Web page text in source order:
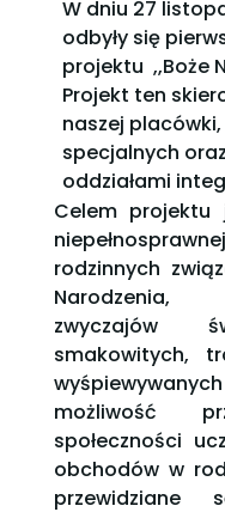
W dniu 27
odbyły się
projektu ,,Boże
Projekt ten
naszej
specjalnych
oddziałami
Celem projektu
rodzinnych
Narodzenia,
zwyczajów
smakowitych,
możliwość
społeczności
obchodów w